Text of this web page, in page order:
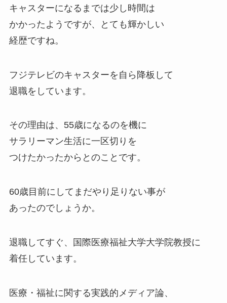
キャスターになるまでは少し時間は
かかったようですが、とても輝かしい
経歴ですね。
フジテレビのキャスターを自ら降板して
退職をしています。
その理由は、 55歳になるのを機に
サラリーマン生活に一区切りを
つけたかったからとのことです。
60歳目前にしてまだやり足りない事が
あったのでしょうか。
退職してすぐ、国際医療福祉大学大学院教授に
着任しています。
医療・福祉に関する実践的メディア論、